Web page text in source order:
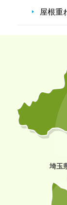
屋根重
埼玉